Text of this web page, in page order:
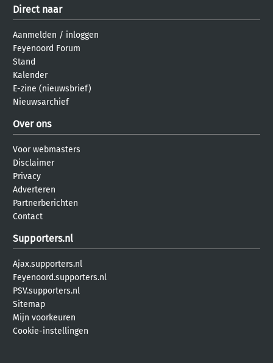
Direct naar
Aanmelden / inloggen
Feyenoord Forum
Stand
Kalender
E-zine (nieuwsbrief)
Nieuwsarchief
Over ons
Voor webmasters
Disclaimer
Privacy
Adverteren
Partnerberichten
Contact
Supporters.nl
Ajax.supporters.nl
Feyenoord.supporters.nl
PSV.supporters.nl
Sitemap
Mijn voorkeuren
Cookie-instellingen